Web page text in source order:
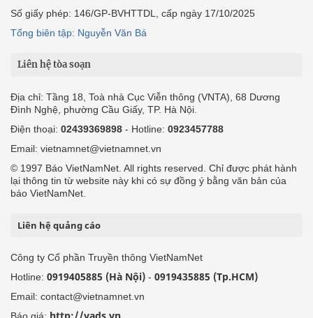
Số giấy phép: 146/GP-BVHTTDL, cấp ngày 17/10/2025
Tổng biên tập: Nguyễn Văn Bá
Liên hệ tòa soạn
Địa chỉ: Tầng 18, Toà nhà Cục Viễn thông (VNTA), 68 Dương
Đình Nghệ, phường Cầu Giấy, TP. Hà Nội.
Điện thoại: 02439369898 - Hotline: 0923457788
Email: vietnamnet@vietnamnet.vn
© 1997 Báo VietNamNet. All rights reserved. Chỉ được phát hành
lại thông tin từ website này khi có sự đồng ý bằng văn bản của
báo VietNamNet.
Liên hệ quảng cáo
Công ty Cổ phần Truyền thông VietNamNet
Hotline: 0919405885 (Hà Nội) - 0919435885 (Tp.HCM)
Email: contact@vietnamnet.vn
Báo giá: